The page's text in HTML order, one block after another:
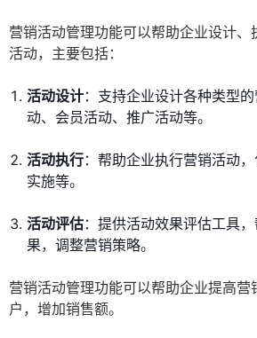
营销活动管理功能可以帮助企业设计、
活动，主要包括：
活动设计：支持企业设计各种类型
动、会员活动、推广活动等。
活动执行：帮助企业执行营销活动
实施等。
活动评估：提供活动效果评估工具
果，调整营销策略。
营销活动管理功能可以帮助企业提高营
户，增加销售额。